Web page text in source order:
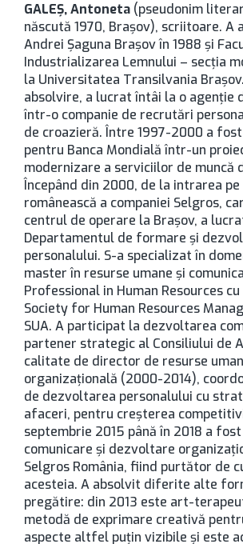
GALEȘ, Antoneta (pseudonim
născută 1970, Brașov), scriitoare. A
Andrei Șaguna Brașov în 1988 și
Industrializarea Lemnului – secția
la Universitatea Transilvania
absolvire, a lucrat întâi la o agenție
într-o companie de recrutări
de croazieră. Între 1997-2000 a
pentru Banca Mondială într-un
modernizare a serviciilor de muncă
Începând din 2000, de la intrarea pe
românească a companiei Selgros,
centrul de operare la Brașov, a
Departamentul de formare și
personalului. S-a specializat în
master în resurse umane și
Professional in Human Resources
Society for Human Resources
SUA. A participat la dezvoltarea
partener strategic al Consiliului de
calitate de director de resurse
organizațională (2000-2014),
de dezvoltarea personalului cu
afaceri, pentru creșterea
septembrie 2015 până în 2018 a
comunicare și dezvoltare
Selgros România, fiind purtător de
acesteia. A absolvit diferite alte
pregătire: din 2013 este art-
metodă de exprimare creativă
aspecte altfel puțin vizibile și este